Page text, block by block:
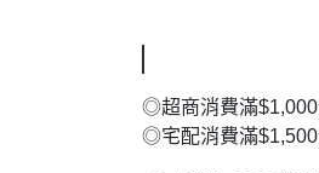
◎超商消費滿$1,000
◎宅配消費滿$1,500